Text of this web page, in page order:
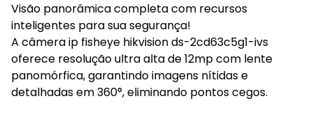
Visão panorâmica completa com recursos
inteligentes para sua segurança!
A câmera ip fisheye hikvision ds-2cd63c5g1-ivs
oferece resolução ultra alta de 12mp com lente
panomórfica, garantindo imagens nítidas e
detalhadas em 360°, eliminando pontos cegos.